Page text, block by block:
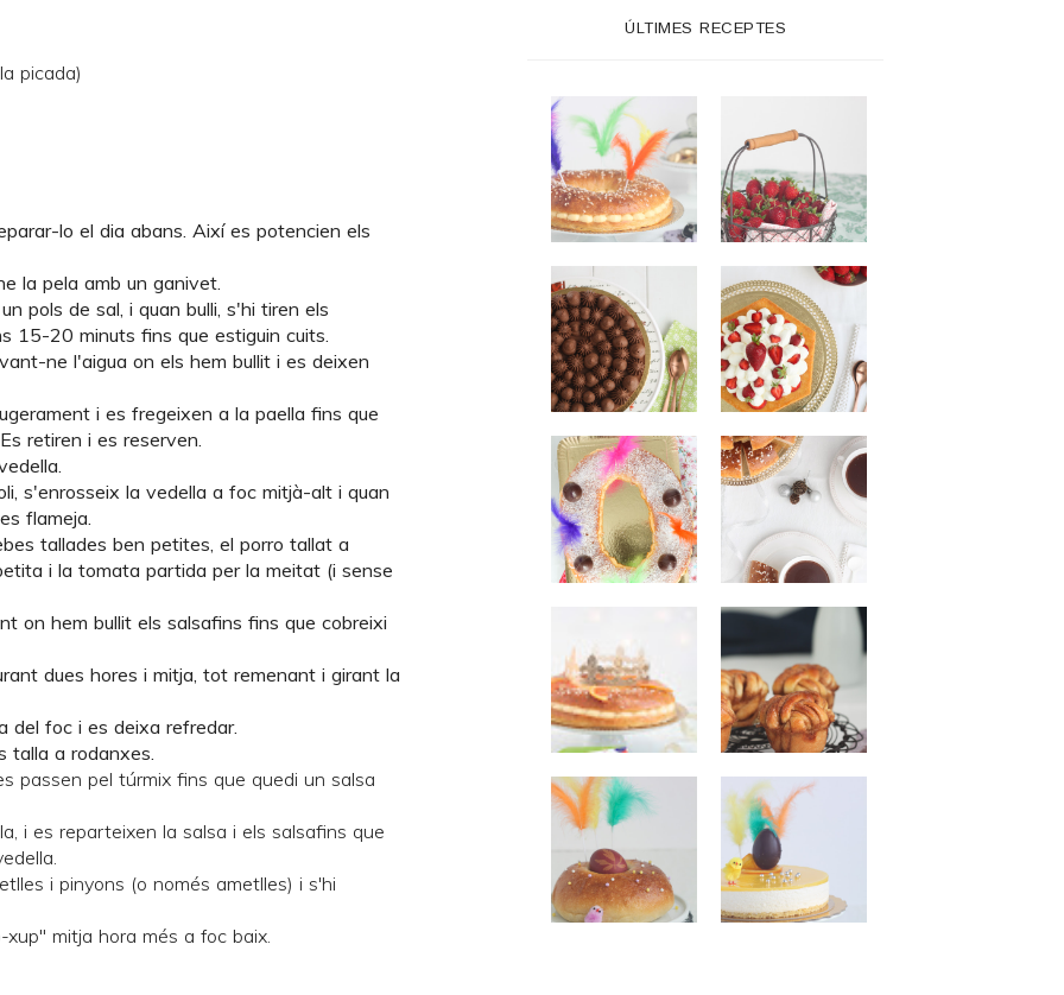
picada)
lo el dia abans. Així es potencien els
la pela amb un ganivet.
pols de sal, i quan bulli, s'hi tiren els
15-20 minuts fins que estiguin cuits.
ne l'aigua on els hem bullit i es deixen
i es fregeixen a la paella fins que
retiren i es reserven.
s'enrosseix la vedella a foc mitjà-alt i quan
flameja.
tallades ben petites, el porro tallat a
i la tomata partida per la meitat (i sense
on hem bullit els salsafins fins que cobreixi
dues hores i mitja, tot remenant i girant la
del foc i es deixa refredar.
talla a rodanxes.
passen pel túrmix fins que quedi un salsa
i es reparteixen la salsa i els salsafins que
i pinyons (o només ametlles) i s'hi
mitja hora més a foc baix.
ÚLTIMES RECEPTES